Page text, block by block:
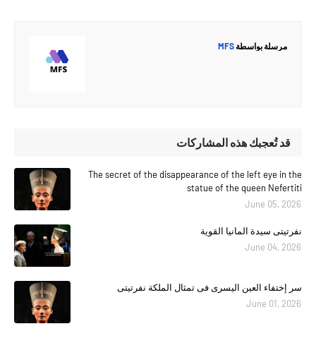
مرسلة بواسطة
قد تُعجبك هذه المشاركات
The secret of the disappearance of the left eye in the
statue of the queen Nefertiti
June 05, 2026
نفرتيتى سيدة المانيا القوية
June 04, 2026
سر إختفاء العين اليسرى فى تمثال الملكة نفرتيتى
June 01, 2026